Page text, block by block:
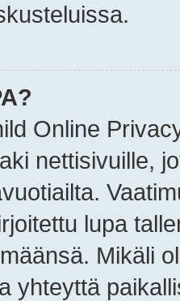
Online
nettisivuille,
lupa
Mikäli
yhteyttä